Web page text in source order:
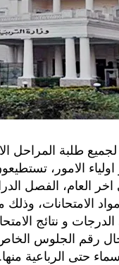
طلبة المراحل
الامور،
اخر العام، الفصل
الامتحانات، وذلك
و نتائج
الدراسي 2023/2022
حتى الرباعية منها.